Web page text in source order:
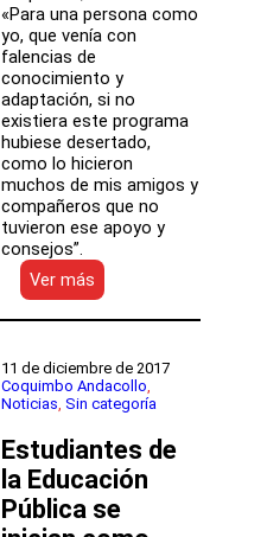
«Para una persona como
yo, que venía con
falencias de
conocimiento y
adaptación, si no
existiera este programa
hubiese desertado,
como lo hicieron
muchos de mis amigos y
compañeros que no
tuvieron ese apoyo y
consejos”.
Ver más
Jóvenes
PACE:
de
las
y
alumnos
continua
sus
estudios
11 de diciembre de 2017
Coquimbo Andacollo
Noticias, Sin categoría
Estudiantes de
la Educación
Pública se